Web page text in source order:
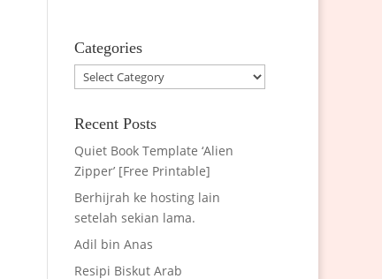
Categories
Categories
Recent Posts
Quiet Book Template ‘Alien
Zipper’ [Free Printable]
Berhijrah ke hosting lain
setelah sekian lama.
Adil bin Anas
Resipi Biskut Arab